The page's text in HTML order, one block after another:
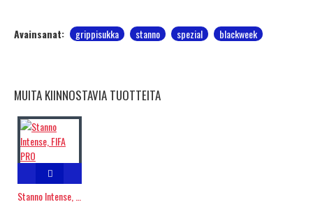
Avainsanat: grippisukka stanno spezial blackweek
MUITA KIINNOSTAVIA TUOTTEITA